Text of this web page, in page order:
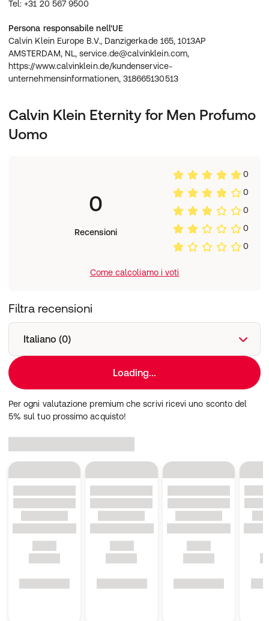
Tel: +31 20 567 9500
Persona responsabile nell'UE
Calvin Klein Europe B.V., Danzigerkade 165, 1013AP
AMSTERDAM, NL, service.de@calvinklein.com,
https://www.calvinklein.de/kundenservice-
unternehmensinformationen, 318665130513
Calvin Klein Eternity for Men Profumo
Uomo
0
Recensioni
0
0
0
0
0
Come calcoliamo i voti
Filtra recensioni
Italiano (0)
Loading...
Per ogni valutazione premium che scrivi ricevi uno sconto del
5% sul tuo prossimo acquisto!